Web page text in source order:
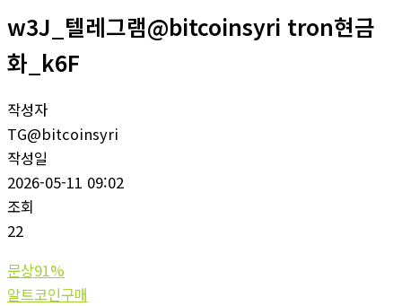
w3J_텔레그램@bitcoinsyri tron현금
화_k6F
작성자
TG@bitcoinsyri
작성일
2026-05-11 09:02
조회
22
문상91%
알트코인구매